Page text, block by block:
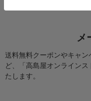
メ
送料無料クーポンやキャ
ど、「高島屋オンライン
たします。